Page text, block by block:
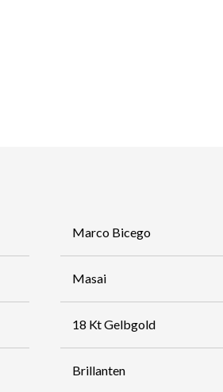
Marco Bicego
Masai
18 Kt Gelbgold
Brillanten